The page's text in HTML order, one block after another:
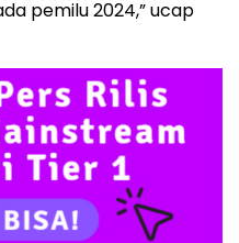
pemilu 2024,” ucap